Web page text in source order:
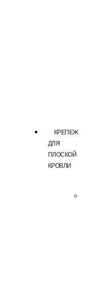
КРЕПЕЖ
ДЛЯ
ПЛОСКОЙ
КРОВЛИ